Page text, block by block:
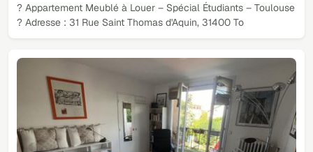
? Appartement Meublé à Louer – Spécial Étudiants – Toulouse
? Adresse : 31 Rue Saint Thomas d'Aquin, 31400 To